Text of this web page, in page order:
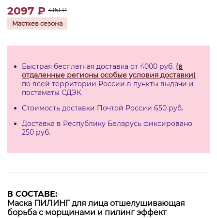
2097 ₽ 4151 ₽
Мастхев сезона
Быстрая бесплатная доставка от 4000 руб. (в
отдаленные регионы особые условия доставки)
по всей территории России в пункты выдачи и
постаматы СДЭК.
Стоимость доставки Почтой России 650 руб.
Доставка в Республику Беларусь фиксировано
250 руб.
В СОСТАВЕ:
Маска ПИЛИНГ для лица отшелушивающая
борьба с морщинами и пилинг эффект